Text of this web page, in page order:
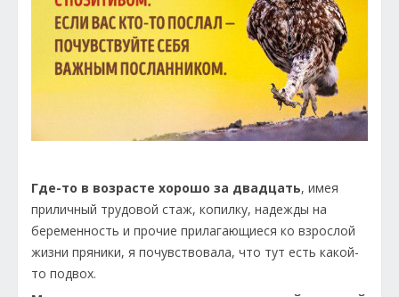
Где-то в возрасте хорошо за двадцать, имея
приличный трудовой стаж, копилку, надежды на
беременность и прочие прилагающиеся ко взрослой
жизни пряники, я почувствовала, что тут есть какой-
то подвох.